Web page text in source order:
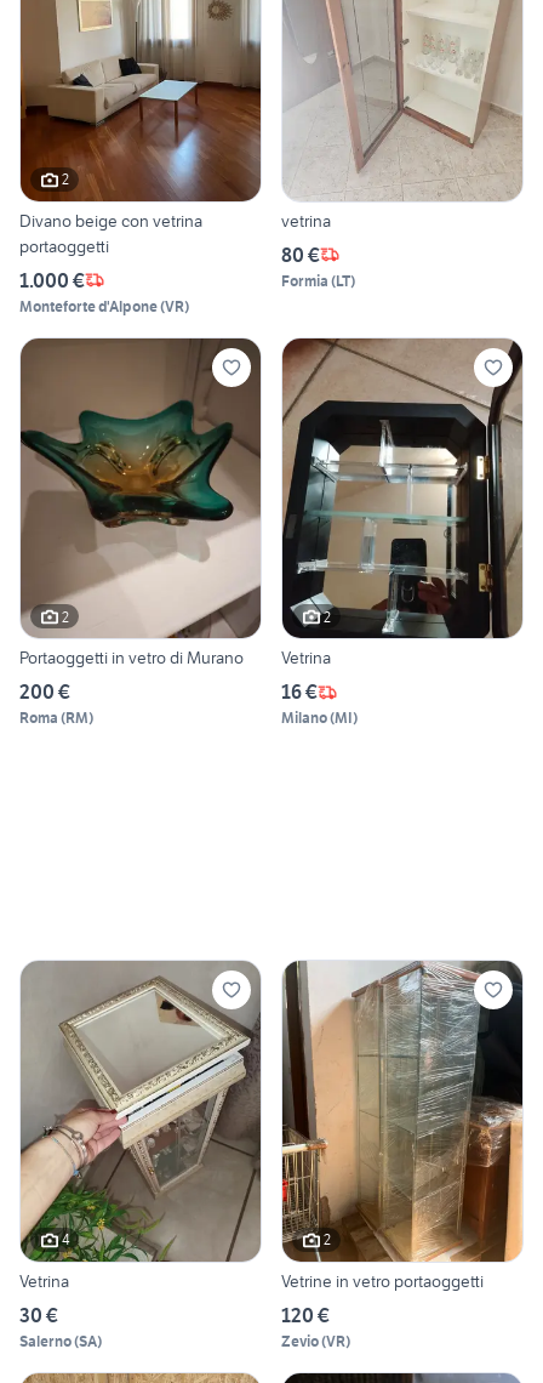
2
Divano beige con vetrina
portaoggetti
1.000 €
Monteforte d'Alpone(VR)
vetrina
80 €
Formia (LT)
2
Portaoggetti in vetro di Murano
200 €
Roma (RM)
2
Vetrina
16 €
Milano(MI)
4
Vetrina
30 €
Salerno(SA)
2
Vetrine in vetro portaoggetti
120 €
Zevio(VR)